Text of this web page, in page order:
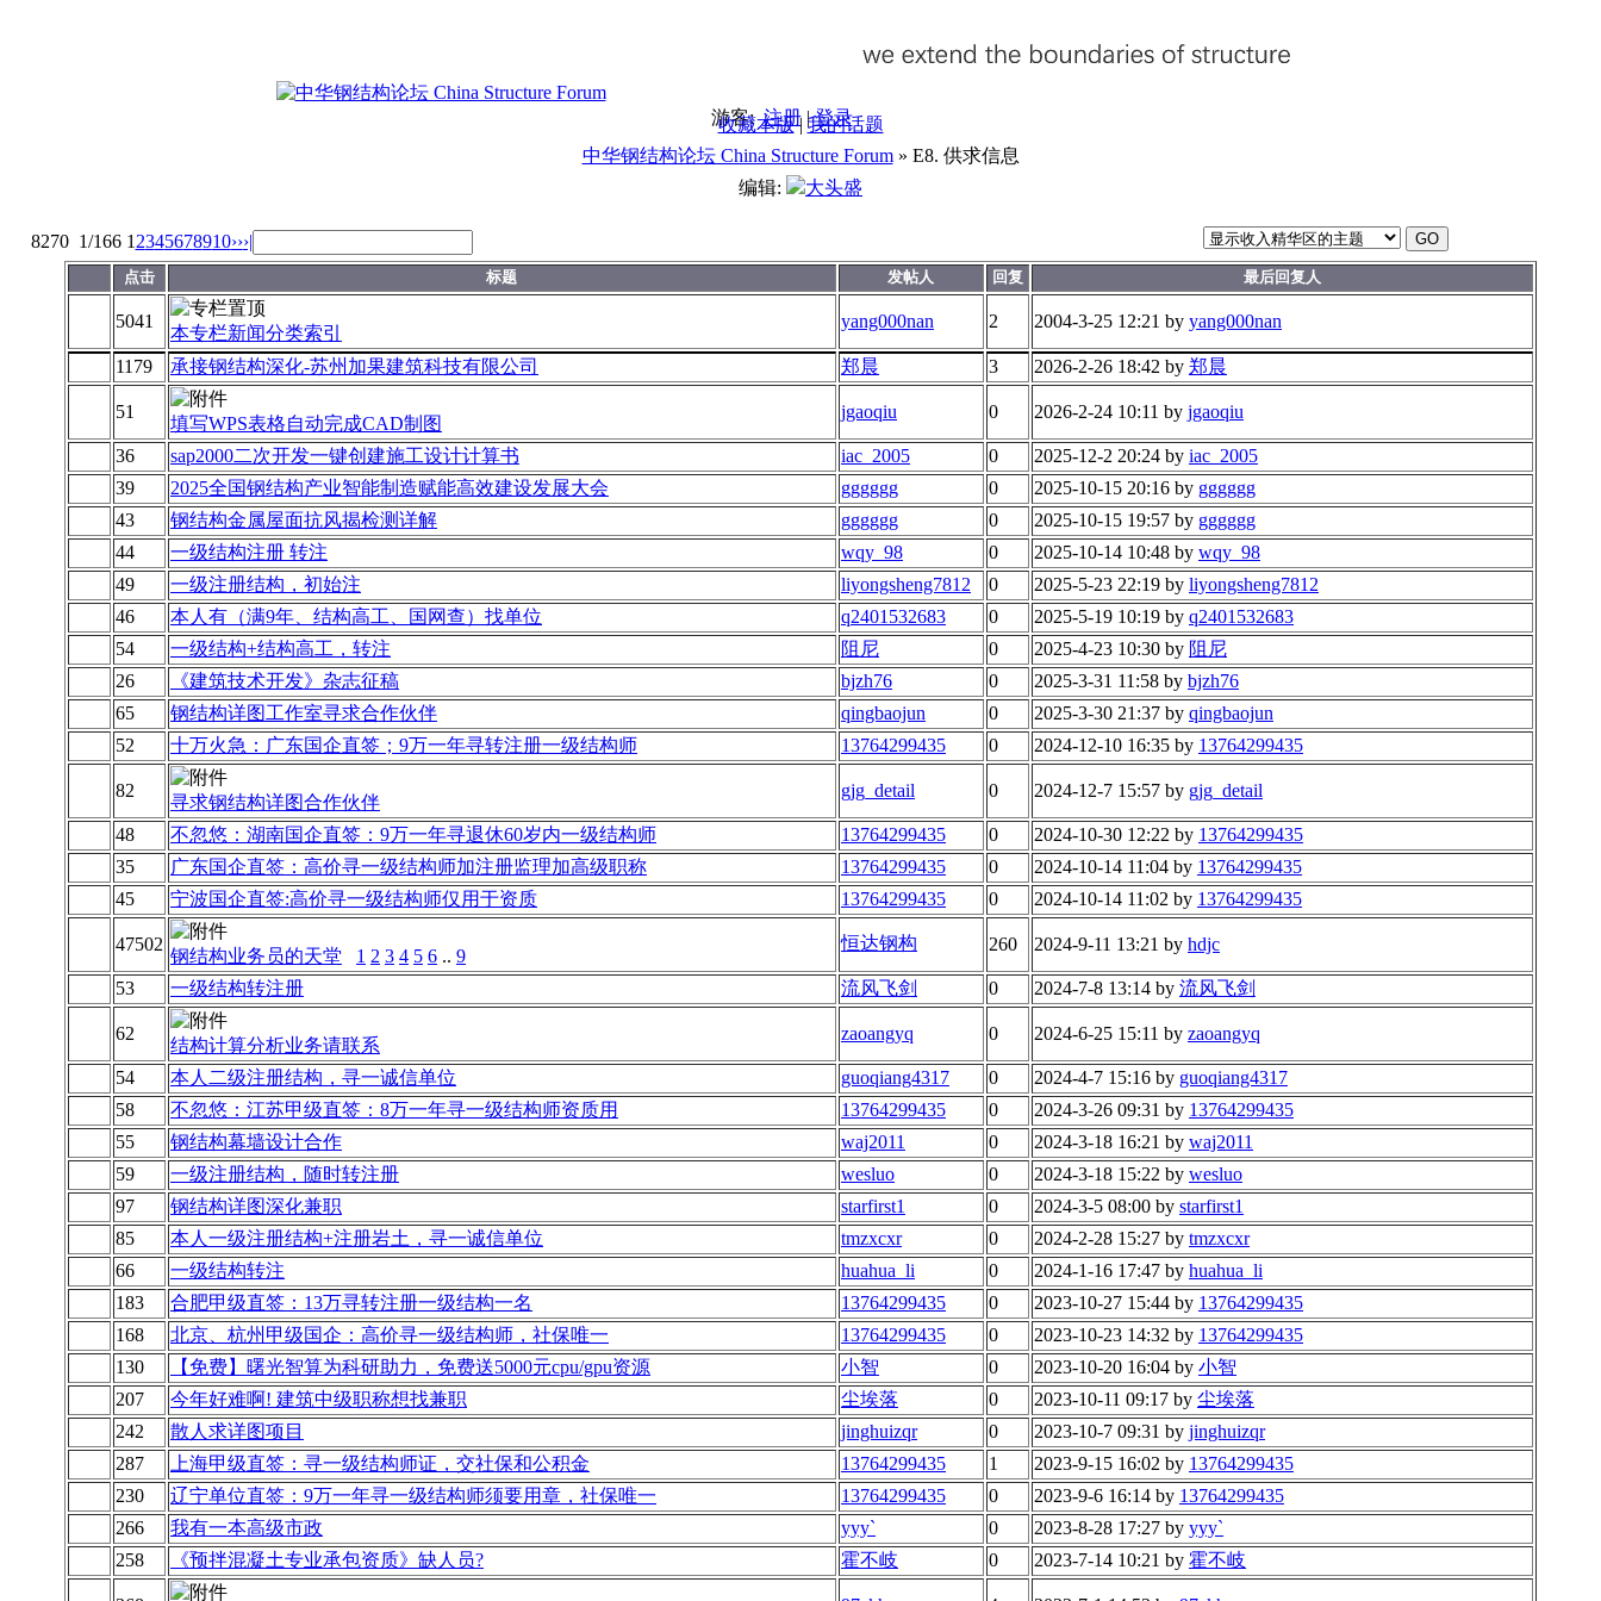
游客:注册|登录
收藏本版| 我的话题
中华钢结构论坛 China Structure Forum» E8. 供求信息
编辑:
大头盛
8270 1/166 1 2345678910›››| GO
点击 标题 发帖人 回复 最后回复人
5041
本专栏新闻分类索引
yang000nan 2 2004-3-25 12:21 by yang000nan
1179 承接钢结构深化-苏州加果建筑科技有限公司 郑晨 3 2026-2-26 18:42 by 郑晨
51
填写WPS表格自动完成CAD制图
jgaoqiu 0 2026-2-24 10:11 by jgaoqiu
36 sap2000二次开发一键创建施工设计计算书 iac_2005 0 2025-12-2 20:24 by iac_2005
39
2025全国钢结构产业智能制造赋能高效建设发展大会 gggggg 0 2025-10-15 20:16 by gggggg
43
钢结构金属屋面抗风揭检测详解 gggggg 0 2025-10-15 19:57 by gggggg
44
一级结构注册 转注 wqy_98 0 2025-10-14 10:48 by wqy_98
49
一级注册结构，初始注 liyongsheng7812 0 2025-5-23 22:19 by liyongsheng7812
46
本人有（满9年、结构高工、国网查）找单位 q2401532683 0 2025-5-19 10:19 by q2401532683
54
一级结构+结构高工，转注 阻尼 0 2025-4-23 10:30 by 阻尼
26
《建筑技术开发》杂志征稿 bjzh76 0 2025-3-31 11:58 by bjzh76
65
钢结构详图工作室寻求合作伙伴 qingbaojun 0 2025-3-30 21:37 by qingbaojun
52
十万火急：广东国企直签；9万一年寻转注册一级结构师 13764299435 0 2024-12-10 16:35 by 13764299435
82
寻求钢结构详图合作伙伴
gjg_detail 0 2024-12-7 15:57 by gjg_detail
48 不忽悠：湖南国企直签：9万一年寻退休60岁内一级结构师 13764299435 0 2024-10-30 12:22 by 13764299435
35
广东国企直签：高价寻一级结构师加注册监理加高级职称 13764299435 0 2024-10-14 11:04 by 13764299435
45
宁波国企直签:高价寻一级结构师仅用于资质 13764299435 0 2024-10-14 11:02 by 13764299435
47502
钢结构业务员的天堂 1 2 3 4 5 6.. 9
恒达钢构 260 2024-9-11 13:21 by hdjc
53 一级结构转注册 流风飞剑 0 2024-7-8 13:14 by 流风飞剑
62
结构计算分析业务请联系
zaoangyq 0 2024-6-25 15:11 by zaoangyq
54 本人二级注册结构，寻一诚信单位 guoqiang4317 0 2024-4-7 15:16 by guoqiang4317
58
不忽悠：江苏甲级直签：8万一年寻一级结构师资质用 13764299435 0 2024-3-26 09:31 by 13764299435
55
钢结构幕墙设计合作 waj2011 0 2024-3-18 16:21 by waj2011
59
一级注册结构，随时转注册 wesluo 0 2024-3-18 15:22 by wesluo
97
钢结构详图深化兼职 starfirst1 0 2024-3-5 08:00 by starfirst1
85
本人一级注册结构+注册岩土，寻一诚信单位 tmzxcxr 0 2024-2-28 15:27 by tmzxcxr
66
一级结构转注 huahua_li 0 2024-1-16 17:47 by huahua_li
183
合肥甲级直签：13万寻转注册一级结构一名 13764299435 0 2023-10-27 15:44 by 13764299435
168
北京、杭州甲级国企：高价寻一级结构师，社保唯一 13764299435 0 2023-10-23 14:32 by 13764299435
130
【免费】曙光智算为科研助力，免费送5000元cpu/gpu资源 小智 0 2023-10-20 16:04 by 小智
207
今年好难啊! 建筑中级职称想找兼职 尘埃落 0 2023-10-11 09:17 by 尘埃落
242
散人求详图项目 jinghuizqr 0 2023-10-7 09:31 by jinghuizqr
287
上海甲级直签：寻一级结构师证，交社保和公积金 13764299435 1 2023-9-15 16:02 by 13764299435
230
辽宁单位直签：9万一年寻一级结构师须要用章，社保唯一 13764299435 0 2023-9-6 16:14 by 13764299435
266
我有一本高级市政 yyy` 0 2023-8-28 17:27 by yyy`
258
《预拌混凝土专业承包资质》缺人员? 霍不岐 0 2023-7-14 10:21 by 霍不岐